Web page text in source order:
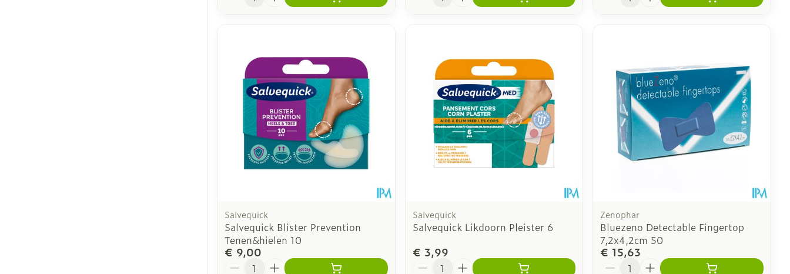
Salvequick
Salvequick Blister Prevention
Tenen&hielen 10
€ 9,00
Aantal
Salvequick
Salvequick Likdoorn Pleister 6
€ 3,99
Aantal
Zenophar
Bluezeno Detectable Fingertop
7,2x4,2cm 50
€ 15,63
Aantal